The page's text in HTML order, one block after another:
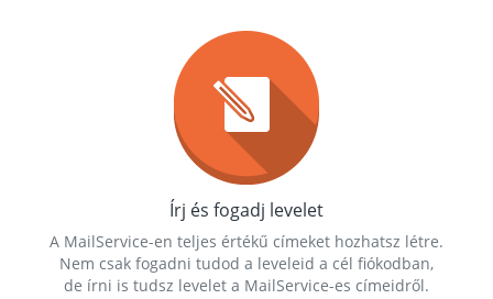
Írj és fogadj levelet
A MailService-en teljes értékű címeket hozhatsz létre.
Nem csak fogadni tudod a leveleid a cél fiókodban,
de írni is tudsz levelet a MailService-es címeidről.